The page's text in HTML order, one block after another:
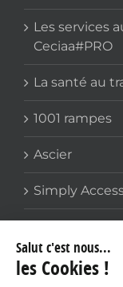
Les services
Ceciaa#PRO
La santé au
1001 rampes
Ascier
Simply
COORDONNÉES